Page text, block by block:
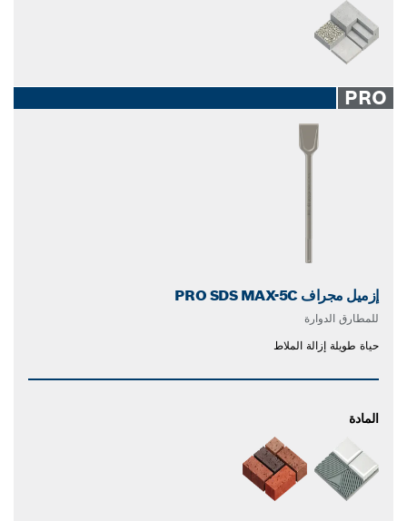
PRO
إزميل مجراف PRO SDS MAX-5C
للمطارق الدوارة
حياة طويلة إزالة الملاط
المادة